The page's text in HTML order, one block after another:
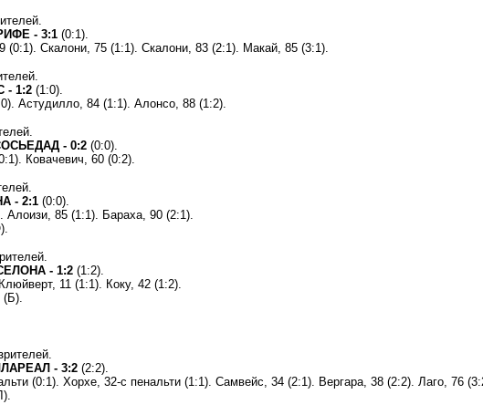
- 3:1 (0:1).
Скалони, 75 (1:1). Скалони, 83 (2:1). Макай, 85 (3:1).
- 1:2 (1:0).
Астудилло, 84 (1:1). Алонсо, 88 (1:2).
- 0:2 (0:0).
Ковачевич, 60 (0:2).
- 2:1 (0:0).
Алоизи, 85 (1:1). Бараха, 90 (2:1).
- 1:2 (1:2).
11 (1:1). Коку, 42 (1:2).
- 3:2 (2:2).
(0:1). Хорхе, 32-с пенальти (1:1). Самвейс, 34 (2:1). Вергара, 38 (2:2). Лаго, 76